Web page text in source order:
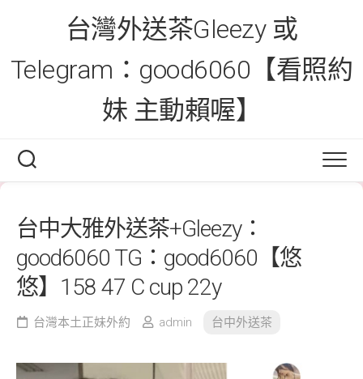
台灣外送茶Gleezy 或
Telegram：good6060【看照約
妹 主動賴喔】
台中大雅外送茶+Gleezy：
good6060 TG：good6060【悠
悠】158 47 C cup 22y
台灣本土正妹外約 admin 台中外送茶